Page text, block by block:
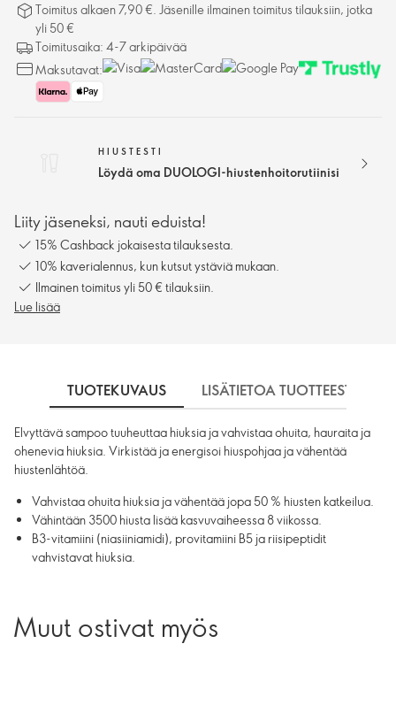
Toimitus alkaen 7,90 €. Jäsenille ilmainen toimitus tilauksiin, jotka
yli 50 €
Toimitusaika: 4-7 arkipäivää
Maksutavat:
HIUSTESTI
Löydä oma DUOLOGI-hiustenhoitorutiinisi
Liity jäseneksi, nauti eduista!
15% Cashback jokaisesta tilauksesta.
10% kaverialennus, kun kutsut ystäviä mukaan.
Ilmainen toimitus yli 50 € tilauksiin.
Lue lisää
TUOTEKUVAUS LISÄTIETOA TUOTTEESTA
Elvyttävä sampoo tuuheuttaa hiuksia ja vahvistaa ohuita, hauraita ja
ohenevia hiuksia. Virkistää ja energisoi hiuspohjaa ja vähentää
hiustenlähtöä.
Vahvistaa ohuita hiuksia ja vähentää jopa 50 % hiusten katkeilua.
Vähintään 3500 hiusta lisää kasvuvaiheessa 8 viikossa.
B3-vitamiini (niasiiniamidi), provitamiini B5 ja riisipeptidit
vahvistavat hiuksia.
Muut ostivat myös